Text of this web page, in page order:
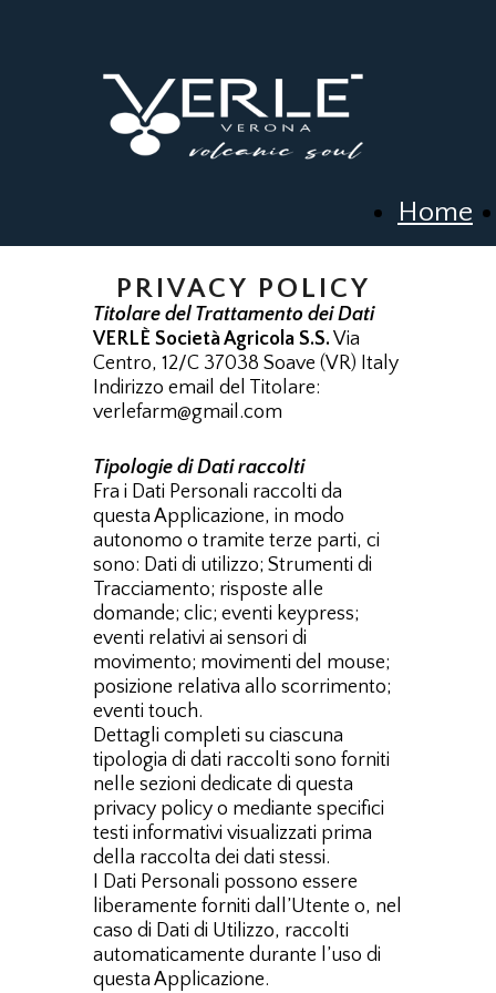
Home
PRIVACY POLICY
Titolare del Trattamento dei Dati
VERLÈ Società Agricola S.S. Via
Centro, 12/C 37038 Soave (VR) Italy
Indirizzo email del Titolare:
verlefarm@gmail.com
Tipologie di Dati raccolti
Fra i Dati Personali raccolti da
questa Applicazione, in modo
autonomo o tramite terze parti, ci
sono: Dati di utilizzo; Strumenti di
Tracciamento; risposte alle
domande; clic; eventi keypress;
eventi relativi ai sensori di
movimento; movimenti del mouse;
posizione relativa allo scorrimento;
eventi touch.
Dettagli completi su ciascuna
tipologia di dati raccolti sono forniti
nelle sezioni dedicate di questa
privacy policy o mediante specifici
testi informativi visualizzati prima
della raccolta dei dati stessi.
I Dati Personali possono essere
liberamente forniti dall’Utente o, nel
caso di Dati di Utilizzo, raccolti
automaticamente durante l’uso di
questa Applicazione.